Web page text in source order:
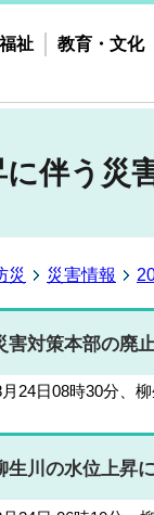
祉 教育・文化
伴う災
災 災害情報
害対策本部の廃
24日08時30分、
生川の水位上昇